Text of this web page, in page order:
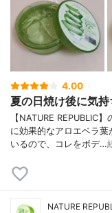
4.00
夏の日焼け後に気持
【NATURE REPUBLIC
に効果的なアロエベラ
いるので、コレをボデ…
NATURE